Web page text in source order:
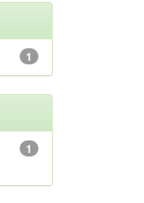
1
1